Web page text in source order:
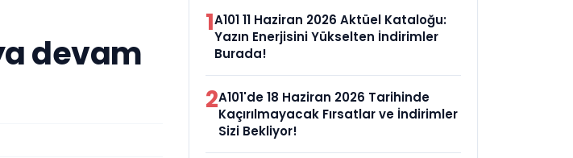
devam
1A101 11 Haziran 2026 Aktüel Kataloğu:
Yazın Enerjisini Yükselten İndirimler
Burada!
2A101'de 18 Haziran 2026 Tarihinde
Kaçırılmayacak Fırsatlar ve İndirimler
Sizi Bekliyor!